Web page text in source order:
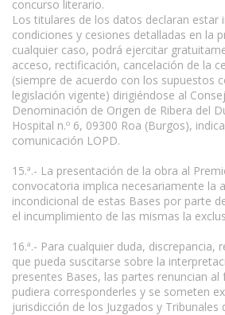
concurso literario.
Los titulares de los datos declaran estar
condiciones y cesiones detalladas en la
cualquier caso, podrá ejercitar
acceso, rectificación, cancelación de la
(siempre de acuerdo con los supuestos
legislación vigente) dirigiéndose al
Denominación de Origen de Ribera del
Hospital n.º 6, 09300 Roa (Burgos),
comunicación LOPD.
15.ª.- La presentación de la obra al
convocatoria implica necesariamente la
incondicional de estas Bases por parte
el incumplimiento de las mismas la
16.ª.- Para cualquier duda, discrepancia,
que pueda suscitarse sobre la
presentes Bases, las partes renuncian
pudiera corresponderles y se someten
jurisdicción de los Juzgados y